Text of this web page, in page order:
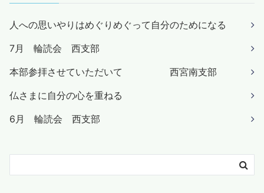
人への思いやりはめぐりめぐって自分のためになる
7月 輪読会 西支部
本部参拝させていただいて 西宮南支部
仏さまに自分の心を重ねる
6月 輪読会 西支部